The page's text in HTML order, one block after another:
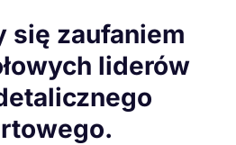
się zaufaniem
liderów